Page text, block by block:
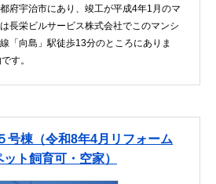
府宇治市にあり、竣工が平成4年1月のマ
長栄ビルサービス株式会社でこのマンシ
「向島」駅徒歩13分のところにありま
す。
号棟（令和8年4月リフォーム
ト飼育可・空家）